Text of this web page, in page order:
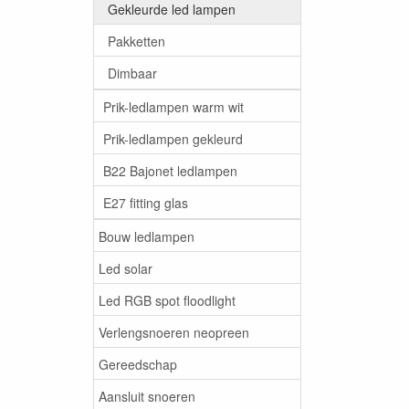
Gekleurde led lampen
Pakketten
Dimbaar
Prik-ledlampen warm wit
Prik-ledlampen gekleurd
B22 Bajonet ledlampen
E27 fitting glas
Bouw ledlampen
Led solar
Led RGB spot floodlight
Verlengsnoeren neopreen
Gereedschap
Aansluit snoeren